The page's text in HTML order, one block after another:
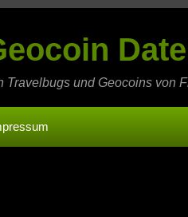
Travelbugs und Geocoins von